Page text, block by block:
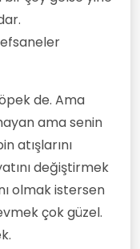
de. Ama
ama senin
atışlarını
değiştirmek
olmak istersen
çok güzel.